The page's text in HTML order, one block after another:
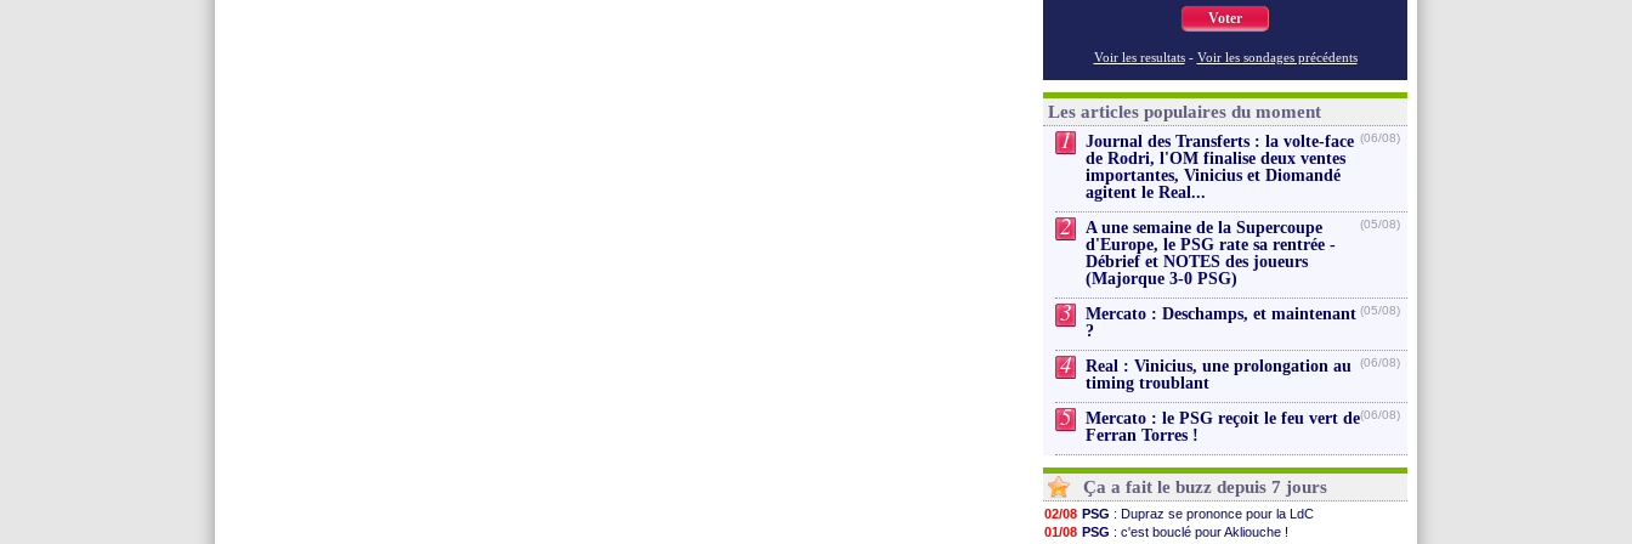
Voter
Voir les resultats - Voir les sondages précédents
Les articles populaires du moment
1
Journal des Transferts : la volte-face
de Rodri, l'OM finalise deux ventes
importantes, Vinicius et Diomandé
agitent le Real...
(06/08)
2
A une semaine de la Supercoupe
d'Europe, le PSG rate sa rentrée -
Débrief et NOTES des joueurs
(Majorque 3-0 PSG)
(05/08)
3
Mercato : Deschamps, et maintenant
?
(05/08)
4
Real : Vinicius, une prolongation au
timing troublant
(06/08)
5
Mercato : le PSG reçoit le feu vert de
Ferran Torres !
(06/08)
Ça a fait le buzz depuis 7 jours
02/08 PSG : Dupraz se prononce pour la LdC
01/08 PSG : c'est bouclé pour Akliouche !